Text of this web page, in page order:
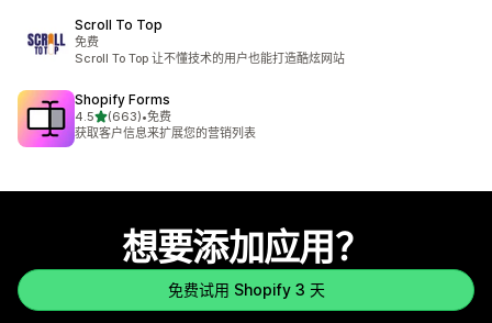
Scroll To Top
免费
Scroll To Top 让不懂技术的用户也能打造酷炫网站
Shopify Forms
4.5星（满分 5 星）
(663)
总共 663 条评论
•免费
获取客户信息来扩展您的营销列表
想要添加应用？
免费试用 Shopify 3 天